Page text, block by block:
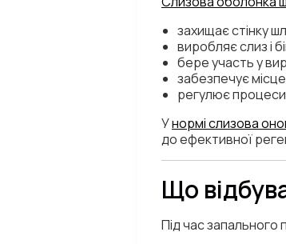
захищає стінку
виробляє слиз і
бере участь у
забезпечує
регулює
Унормі слизова
до ефективної
Що
Під час запального